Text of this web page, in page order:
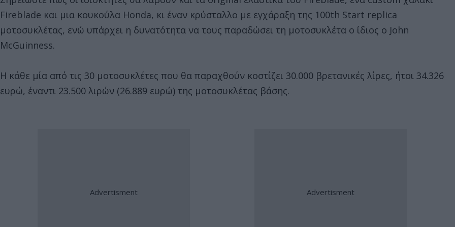
Fireblade και μια κουκούλα Honda, κι έναν κρύσταλλο με εγχάραξη της 100th Start replica
μοτοσυκλέτας, ενώ υπάρχει η δυνατότητα να τους παραδώσει τη μοτοσυκλέτα ο ίδιος ο John
McGuinness.
Η κάθε μία από τις 30 μοτοσυκλέτες που θα παραχθούν κοστίζει 30.000 βρετανικές λίρες, ήτοι 34.326
ευρώ, έναντι 23.500 λιρών (26.889 ευρώ) της μοτοσυκλέτας βάσης.